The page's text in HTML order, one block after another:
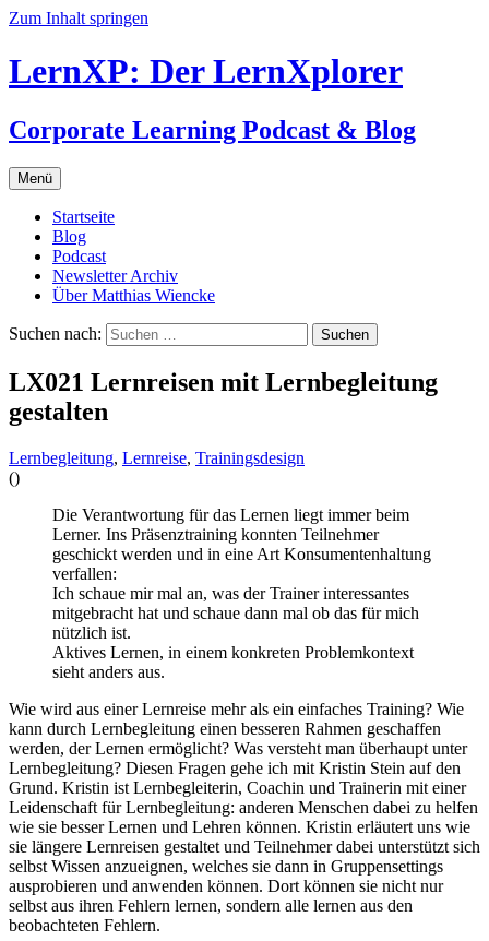
Zum Inhalt springen
LernXP: Der LernXplorer
Corporate Learning Podcast & Blog
Menü
Startseite
Blog
Podcast
Newsletter Archiv
Über Matthias Wiencke
Suchen nach:
LX021 Lernreisen mit Lernbegleitung
gestalten
Lernbegleitung, Lernreise, Trainingsdesign
()
Die Verantwortung für das Lernen liegt immer beim
Lerner. Ins Präsenztraining konnten Teilnehmer
geschickt werden und in eine Art Konsumentenhaltung
verfallen:
Ich schaue mir mal an, was der Trainer interessantes
mitgebracht hat und schaue dann mal ob das für mich
nützlich ist.
Aktives Lernen, in einem konkreten Problemkontext
sieht anders aus.
Wie wird aus einer Lernreise mehr als ein einfaches Training? Wie
kann durch Lernbegleitung einen besseren Rahmen geschaffen
werden, der Lernen ermöglicht? Was versteht man überhaupt unter
Lernbegleitung? Diesen Fragen gehe ich mit Kristin Stein auf den
Grund. Kristin ist Lernbegleiterin, Coachin und Trainerin mit einer
Leidenschaft für Lernbegleitung: anderen Menschen dabei zu helfen
wie sie besser Lernen und Lehren können. Kristin erläutert uns wie
sie längere Lernreisen gestaltet und Teilnehmer dabei unterstützt sich
selbst Wissen anzueignen, welches sie dann in Gruppensettings
ausprobieren und anwenden können. Dort können sie nicht nur
selbst aus ihren Fehlern lernen, sondern alle lernen aus den
beobachteten Fehlern.